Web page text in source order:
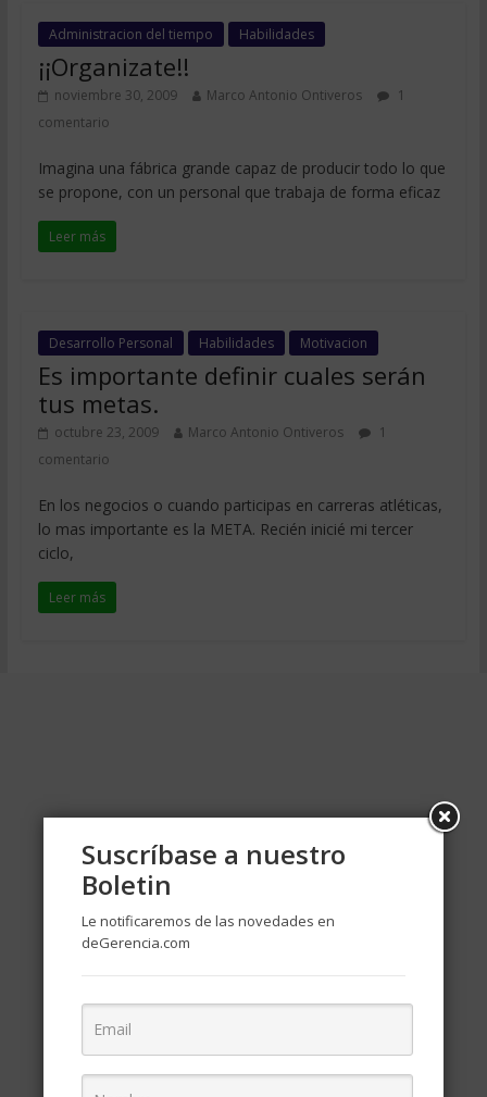
Administracion del tiempo Habilidades
¡¡Organizate!!
noviembre 30, 2009 Marco Antonio Ontiveros
1
comentario
Imagina una fábrica grande capaz de producir todo lo que
se propone, con un personal que trabaja de forma eficaz
Leer más
Desarrollo Personal Habilidades Motivacion
Es importante definir cuales serán
tus metas.
octubre 23, 2009 Marco Antonio Ontiveros
1
comentario
En los negocios o cuando participas en carreras atléticas,
lo mas importante es la META. Recién inicié mi tercer
ciclo,
Leer más
Suscríbase a nuestro
Boletin
Le notificaremos de las novedades en
deGerencia.com